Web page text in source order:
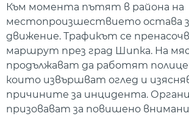
Към момента пътят в района на
местопроизшествието остава
движение. Трафикът се
маршрут през град Шипка. На
продължават да работят
които извършват оглед и
причините за инцидента.
призовават за повишено